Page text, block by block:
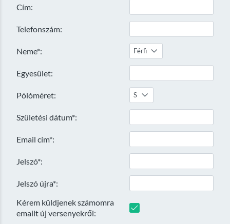
Cím:
Telefonszám:
Neme*: Férfi
Egyesület:
Pólóméret: S
Születési dátum*:
Email cím*:
Jelszó*:
Jelszó újra*:
Kérem küldjenek számomra
emailt új versenyekről: